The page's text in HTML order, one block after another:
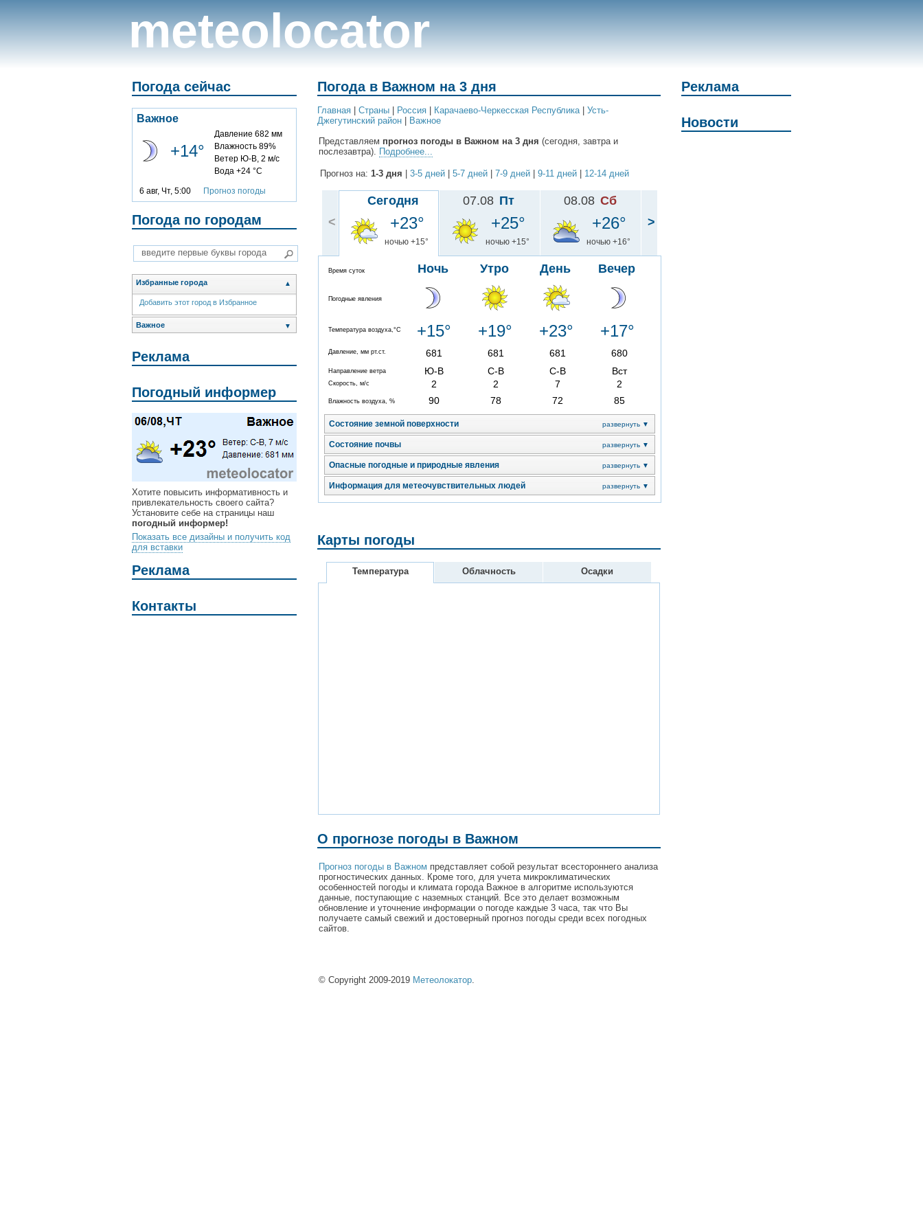
meteolocator
Погода сейчас
Важное
+14°
Давление 682 мм
Влажность 89%
Ветер Ю-В, 2 м/с
Вода +24 °C
6 авг, Чт, 5:00 Прогноз погоды
Погода по городам
Избранные города ▲
Добавить этот город в Избранное
Важное ▼
Реклама
Погодный информер
Хотите повысить информативность и
привлекательность своего сайта?
Установите себе на страницы наш
погодный информер!
Показать все дизайны и получить код
для вставки
Реклама
Контакты
Погода в Важном на 3 дня
Главная Cтраны Россия Карачаево-Черкесская Республика| Усть-
Джегутинский район
Важное
Представляем прогноз погоды в Важном на 3 дня (сегодня, завтра и
послезавтра). Подробнее...
Прогноз на: 1-3 дня 3-5 дней 5-7 дней 7-9 дней 9-11 дней 12-14 дней
<
Сегодня
+23°
ночью +15°
Время суток Ночь Утро День Вечер
Погодные явления
Температура воздуха,°C +15° +19° +23° +17°
Давление, мм рт.ст. 681 681 681 680
Направление ветра Ю-В С-В С-В Вст
Скорость, м/с 2 2 7 2
Влажность воздуха, % 90 78 72 85
Состояние земной поверхности развернуть ▼
Состояние почвы развернуть ▼
Опасные погодные и природные явления развернуть ▼
Информация для метеочувствительных людей развернуть ▼
07.08 Пт
+25°
ночью +15°
08.08 Сб
+26°
ночью +16°
>
Карты погоды
Температура Облачность Осадки
О прогнозе погоды в Важном
Прогноз погоды в Важном представляет собой результат всестороннего анализа
прогностических данных. Кроме того, для учета микроклиматических
особенностей погоды и климата города Важное в алгоритме используются
данные, поступающие с наземных станций. Все это делает возможным
обновление и уточнение информации о погоде каждые 3 часа, так что Вы
получаете самый свежий и достоверный прогноз погоды среди всех погодных
сайтов.
© Copyright 2009-2019 Метеолокатор
Реклама
Новости